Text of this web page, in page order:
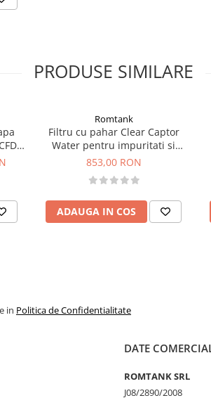
PRODUSE SIMILARE
Romtank
Filtru cu pahar Clear Captor
Water pentru impuritati si
absorbtie apa din motorina
853,00 RON
ADAUGA IN COS
in Politica de Confidentialitate
DATE
ROMTANK SRL
J08/2890/2008